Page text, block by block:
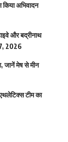
किया अभिवादन
और बद्रीनाथ
2026
जानें मेष से मीन
टीम का